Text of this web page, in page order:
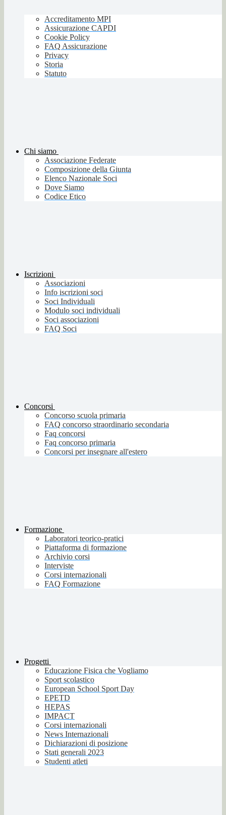
Accreditamento MPI
Assicurazione CAPDI
Cookie Policy
FAQ Assicurazione
Privacy
Storia
Statuto
Chi siamo
Associazione Federate
Composizione della Giunta
Elenco Nazionale Soci
Dove Siamo
Codice Etico
Iscrizioni
Associazioni
Info iscrizioni soci
Soci Individuali
Modulo soci individuali
Soci associazioni
FAQ Soci
Concorsi
Concorso scuola primaria
FAQ concorso straordinario secondaria
Faq concorsi
Faq concorso primaria
Concorsi per insegnare all'estero
Formazione
Laboratori teorico-pratici
Piattaforma di formazione
Archivio corsi
Interviste
Corsi internazionali
FAQ Formazione
Progetti
Educazione Fisica che Vogliamo
Sport scolastico
European School Sport Day
EPETD
HEPAS
IMPACT
Corsi internazionali
News Internazionali
Dichiarazioni di posizione
Stati generali 2023
Studenti atleti